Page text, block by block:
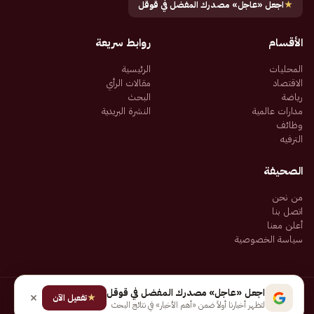
★اجعل «عاجل» مصدرك المفضل في قوقل
الأقسام
المحليات
الاقتصاد
رياضة
مدارات عالمية
وظائف
الترفيه
روابط سريعة
الرئيسية
مقالات الرأي
البحث
النشرة البريدية
الصحيفة
من نحن
اتصل بنا
أعلن معنا
سياسة الخصوصية
جميع الحقوق محفوظة لـ شركة إيجاز للنشر الإلكتروني المالكة لصحيفة عاجل
سياسة الخصوصيةشروط الاستخدام
اجعل «عاجل» مصدرك المفضل في قوقل
لتظهر أخبارنا أولاً ضمن «أهم الأخبار» في نتائج البحث
★تفعيل الآن